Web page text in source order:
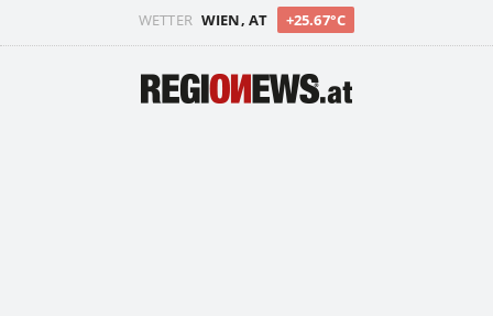
WETTER WIEN, AT +25.67°C